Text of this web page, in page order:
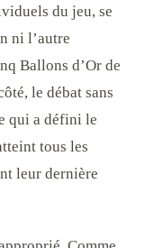
du jeu, se
ni l’autre
Ballons d’Or de
le débat sans
qui a défini le
tous les
leur dernière